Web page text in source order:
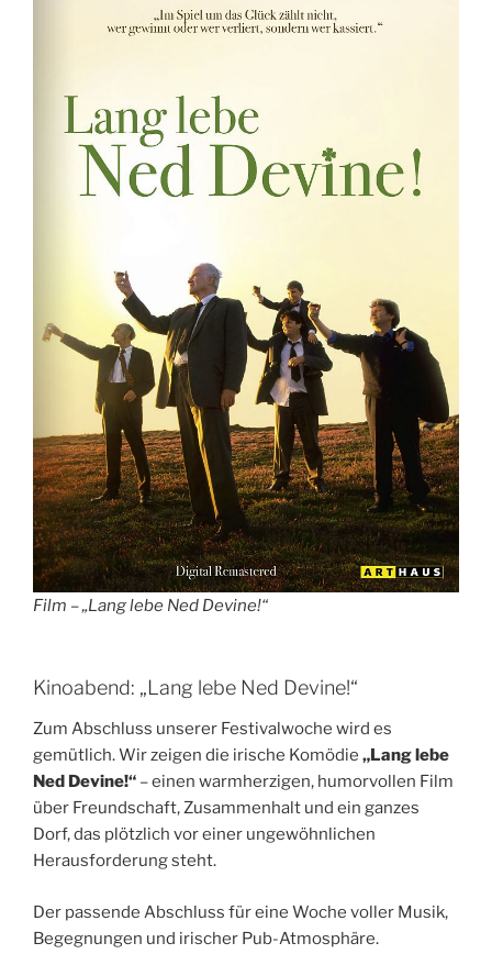
Film – „Lang lebe Ned Devine!“
Kinoabend: „Lang lebe Ned Devine!“
Zum Abschluss unserer Festivalwoche wird es
gemütlich. Wir zeigen die irische Komödie „Lang lebe
Ned Devine!“ – einen warmherzigen, humorvollen Film
über Freundschaft, Zusammenhalt und ein ganzes
Dorf, das plötzlich vor einer ungewöhnlichen
Herausforderung steht.
Der passende Abschluss für eine Woche voller Musik,
Begegnungen und irischer Pub-Atmosphäre.